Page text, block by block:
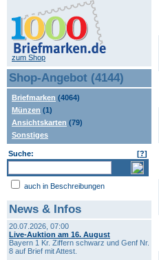
zum Shop
Shop-Angebot (4144)
Briefmarken (4064)
Münzen (1)
Ansichtskarten (79)
Sonstiges
Suche: [?]
auch in Beschreibungen
News & Infos
20.07.2026, 07:00
Live-Auktion am 16. August
Bayern 1 Kr. Ziffern schwarz und Genf Nr.
8 auf Brief mit Attest.